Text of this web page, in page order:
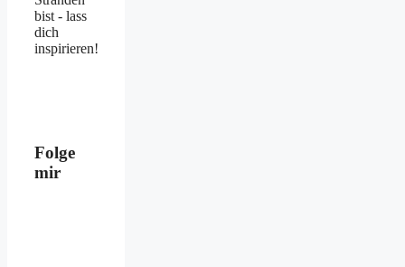
bist - lass
dich
inspirieren!
Folge
mir